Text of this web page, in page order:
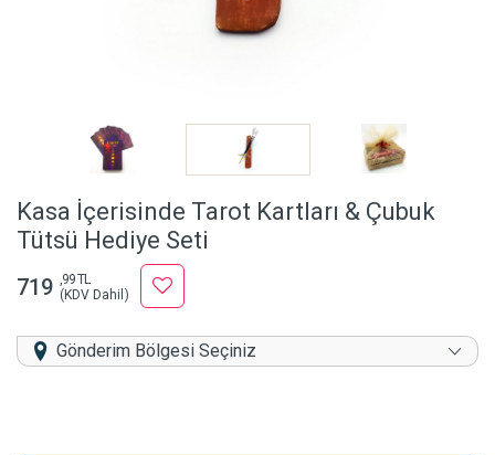
Kasa İçerisinde Tarot Kartları & Çubuk
Tütsü Hediye Seti
719 ,99 TL
(KDV Dahil)
Gönderim Bölgesi Seçiniz